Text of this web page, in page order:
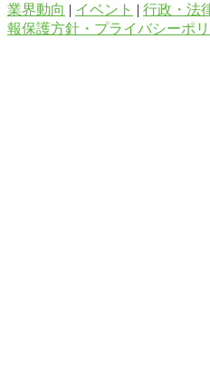
業界動向 | イベント | 行政・法
報保護方針・プライバシーポ